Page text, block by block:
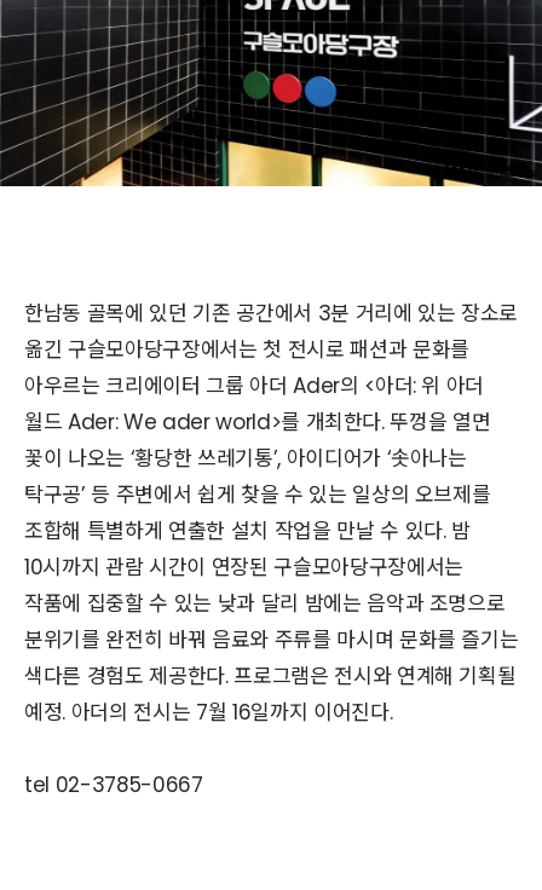
한남동 골목에 있던 기존 공간에서 3분 거리에 있는 장소로
옮긴 구슬모아당구장에서는 첫 전시로 패션과 문화를
아우르는 크리에이터 그룹 아더 Ader의 <아더: 위 아더
월드 Ader: We ader world>를 개최한다. 뚜껑을 열면
꽃이 나오는 ‘황당한 쓰레기통’, 아이디어가 ‘솟아나는
탁구공’ 등 주변에서 쉽게 찾을 수 있는 일상의 오브제를
조합해 특별하게 연출한 설치 작업을 만날 수 있다. 밤
10시까지 관람 시간이 연장된 구슬모아당구장에서는
작품에 집중할 수 있는 낮과 달리 밤에는 음악과 조명으로
분위기를 완전히 바꿔 음료와 주류를 마시며 문화를 즐기는
색다른 경험도 제공한다. 프로그램은 전시와 연계해 기획될
예정. 아더의 전시는 7월 16일까지 이어진다.
tel 02-3785-0667